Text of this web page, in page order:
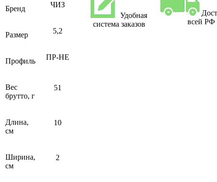
Бренд ЧИЗ
Размер 5,2
Профиль ПР-НЕ
Вес
брутто, г
51
Длина,
см
10
Ширина,
см
2
Удобная
система заказов
всей РФ